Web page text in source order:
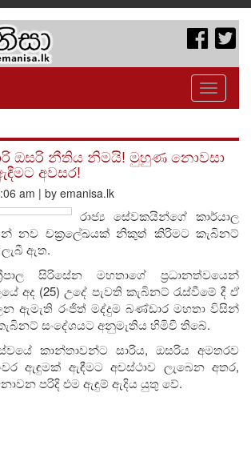
Toggle
ඔසරි නීතිය නිමයි! මුහුණ නොවසා
අවසර!
am | by emanisa.lk
රාජ්‍ය සේවකයින්ගේ කාර්යාල
නව චක්‍රලේඛයක් නිකුත් කිරිමට කැබිනට්
ඇත.
සිරිසේන මහතාගේ ප්‍රධානත්වයෙන්
අද (25) උදේ පැවති කැබිනට් රැස්වීමේ දී ඒ
ඇමැති රංජිත් මද්දුම බණ්ඩාර මහතා විසින්
සංදේශයට අනුමැතිය හිමිවී තිබේ.
කාන්තාවන්ට සාරිය, ඔසරිය අමතරව
ඇඳුමක් ඇඳීමට අවස්ථාව ලැබෙන අතර,
පරිදි එම ඇඳුම් ඇදිය යුතු වේ.